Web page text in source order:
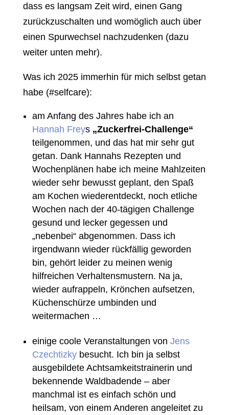
dass es langsam Zeit wird, einen Gang
zurückzuschalten und womöglich auch über
einen Spurwechsel nachzudenken (dazu
weiter unten mehr).
Was ich 2025 immerhin für mich selbst getan
habe (#selfcare):
am Anfang des Jahres habe ich an
Hannah Freys „Zuckerfrei-Challenge“
teilgenommen, und das hat mir sehr gut
getan. Dank Hannahs Rezepten und
Wochenplänen habe ich meine Mahlzeiten
wieder sehr bewusst geplant, den Spaß
am Kochen wiederentdeckt, noch etliche
Wochen nach der 40-tägigen Challenge
gesund und lecker gegessen und
„nebenbei“ abgenommen. Dass ich
irgendwann wieder rückfällig geworden
bin, gehört leider zu meinen wenig
hilfreichen Verhaltensmustern. Na ja,
wieder aufrappeln, Krönchen aufsetzen,
Küchenschürze umbinden und
weitermachen …
einige coole Veranstaltungen von Jens
Czechtizkybesucht. Ich bin ja selbst
ausgebildete Achtsamkeitstrainerin und
bekennende Waldbadende – aber
manchmal ist es einfach schön und
heilsam, von einem Anderen angeleitet zu